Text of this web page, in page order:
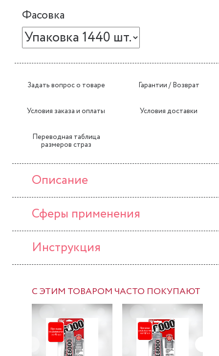
Фасовка
Задать вопрос о товаре Гарантии / Возврат
Условия заказа и оплаты Условия доставки
Переводная таблица
размеров страз
Описание
Сферы применения
Инструкция
С ЭТИМ ТОВАРОМ ЧАСТО ПОКУПАЮТ